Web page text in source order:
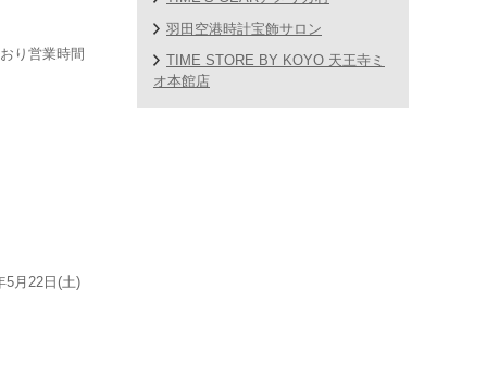
り営業時間
5月22日(土)
羽田空港時計宝飾サロン
TIME STORE BY KOYO 天王寺ミ
オ本館店